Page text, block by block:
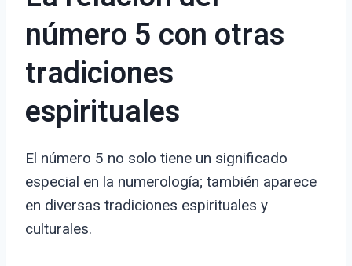
número 5 con otras
tradiciones
espirituales
El número 5 no solo tiene un significado
especial en la numerología; también aparece
en diversas tradiciones espirituales y
culturales.